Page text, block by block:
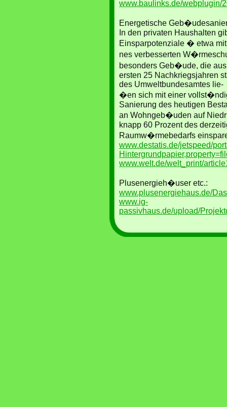
www.baulinks.de/webplugin/
Energetische
In den privaten Haushalten
Einsparpotenziale � etwa
nes verbesserten
besonders Geb�ude, die
ersten 25 Nachkriegsjahren
des Umweltbundesamtes lie-
�en sich mit einer
Sanierung des heutigen
an Wohngeb�uden auf
knapp 60 Prozent des
Raumw�rmebedarfs
www.destatis.de/jetspeed/
www.welt.de/welt_print/
Plusenergieh�user etc.:
www.plusenergiehaus.de/
www.ig-
passivhaus.de/upload/